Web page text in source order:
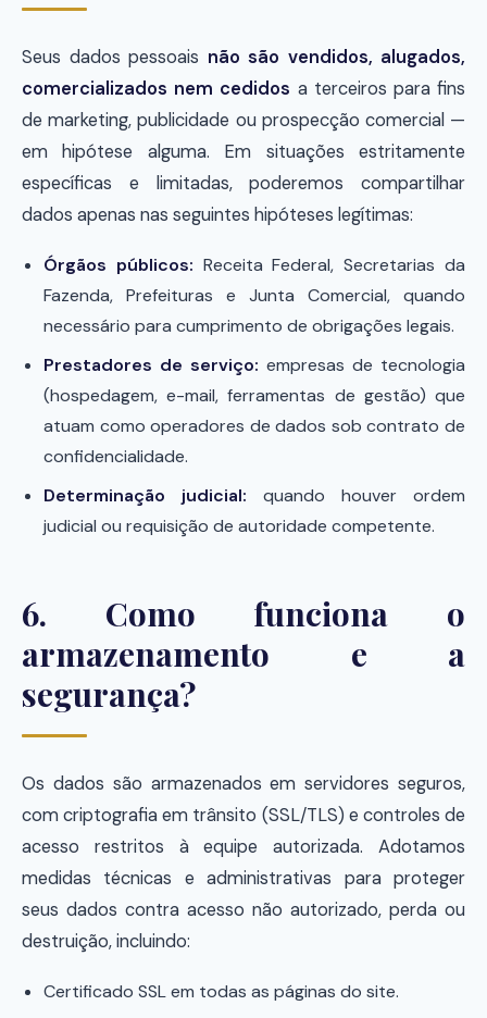
Seus dados pessoais não são vendidos, alugados,
comercializados nem cedidos a terceiros para fins
de marketing, publicidade ou prospecção comercial —
em hipótese alguma. Em situações estritamente
específicas e limitadas, poderemos compartilhar
dados apenas nas seguintes hipóteses legítimas:
Órgãos públicos: Receita Federal, Secretarias da
Fazenda, Prefeituras e Junta Comercial, quando
necessário para cumprimento de obrigações legais.
Prestadores de serviço: empresas de tecnologia
(hospedagem, e-mail, ferramentas de gestão) que
atuam como operadores de dados sob contrato de
confidencialidade.
Determinação judicial: quando houver ordem
judicial ou requisição de autoridade competente.
6. Como funciona o
armazenamento e a
segurança?
Os dados são armazenados em servidores seguros,
com criptografia em trânsito (SSL/TLS) e controles de
acesso restritos à equipe autorizada. Adotamos
medidas técnicas e administrativas para proteger
seus dados contra acesso não autorizado, perda ou
destruição, incluindo:
Certificado SSL em todas as páginas do site.